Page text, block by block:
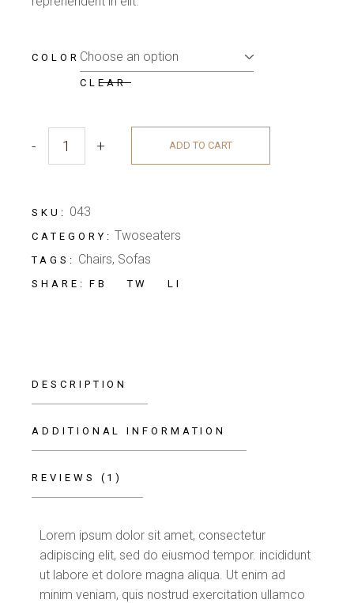
COLOR
CLEAR
- + ADD TO CART
SKU: 043
CATEGORY: Twoseaters
TAGS: Chairs, Sofas
SHARE: FB TW LI
DESCRIPTION
ADDITIONAL INFORMATION
REVIEWS (1)
Lorem ipsum dolor sit amet, consectetur
adipiscing elit, sed do eiusmod tempor. incididunt
ut labore et dolore magna aliqua. Ut enim ad
minim veniam, quis nostrud exercitation ullamco